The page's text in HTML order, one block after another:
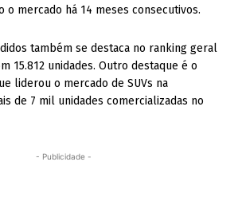
o mercado há 14 meses consecutivos.
também se destaca no ranking geral
15.812 unidades. Outro destaque é o
liderou o mercado de SUVs na
de 7 mil unidades comercializadas no
- Publicidade -